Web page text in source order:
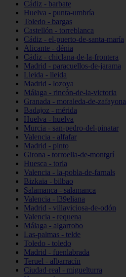
Cádiz - barbate
Huelva - punta-umbría
Toledo - bargas
Castellón - torreblanca
Cádiz - el-puerto-de-santa-maría
Alicante - dénia
Cádiz - chiclana-de-la-frontera
Madrid - paracuellos-de-jarama
Lleida - lleida
Madrid - lozoya
Málaga - rincón-de-la-victoria
Granada - moraleda-de-zafayona
Badajoz - mérida
Huelva - huelva
Murcia - san-pedro-del-pinatar
Valencia - alfafar
Madrid - pinto
Girona - torroella-de-montgrí
Huesca - torla
Valencia - la-pobla-de-farnals
Bizkaia - bilbao
Salamanca - salamanca
Valencia - l39eliana
Madrid - villaviciosa-de-odón
Valencia - requena
Málaga - algarrobo
Las-palmas - telde
Toledo - toledo
Madrid - fuenlabrada
Teruel - albarracín
Ciudad-real - miguelturra